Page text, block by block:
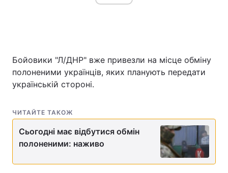
Головна Війна
Економіка Світ
Спорт
Техно і зв'язок Лайт
Бойовики "Л/ДНР" вже привезли на місце обміну
полоненими українців, яких планують передати
українській стороні.
ЧИТАЙТЕ ТАКОЖ
Сьогодні має відбутися обмін
полоненими: наживо